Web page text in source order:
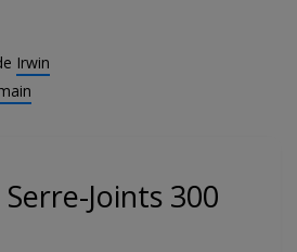
Irwin
Joints 300